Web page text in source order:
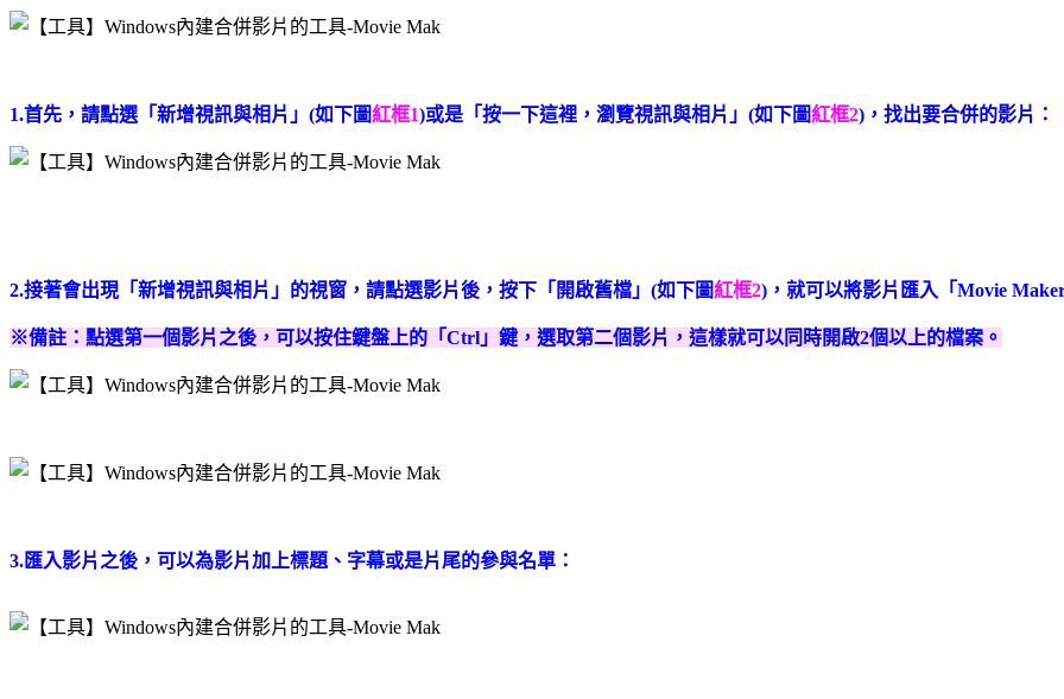
1.首先，請點選「新增視訊與相片」(如下圖紅框1)或是「按一下這裡，瀏覽視訊與相片」(如下圖紅框2)，找出要合併的影片：
2.接著會出現「新增視訊與相片」的視窗，請點選影片後，按下「開啟舊檔」(如下圖紅框2)，就可以將影片匯入「Movie Maker
※備註：點選第一個影片之後，可以按住鍵盤上的「Ctrl」鍵，選取第二個影片，這樣就可以同時開啟2個以上的檔案。
3.匯入影片之後，可以為影片加上標題、字幕或是片尾的參與名單：